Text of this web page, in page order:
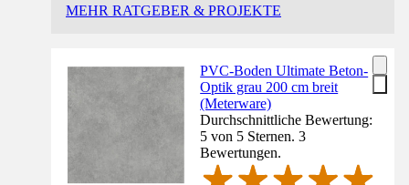
MEHR RATGEBER & PROJEKTE
PVC-Boden Ultimate Beton-
Optik grau 200 cm breit
(Meterware)
Durchschnittliche Bewertung:
5 von 5 Sternen. 3
Bewertungen.